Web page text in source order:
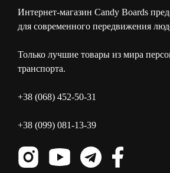
Интернет-магазин Candy Boards
для современного передвижения
Только лучшие товары из мира
транспорта.
+38 (068) 452-50-31
+38 (099) 081-13-39